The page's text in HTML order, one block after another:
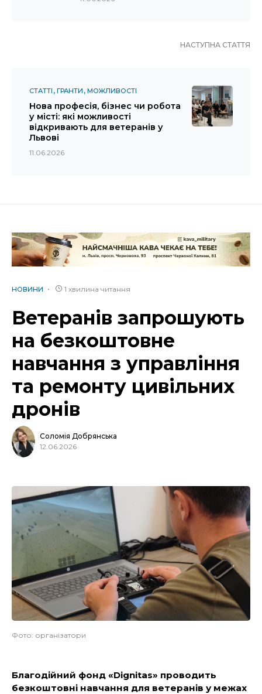
НАСТУПНА СТАТТЯ
СТАТТІ ГРАНТИ МОЖЛИВОСТІ
Нова професія, бізнес чи робота
у місті: які можливості
відкривають для ветеранів у
Львові
11.06.2026
НОВИНИ 1 хвилина читання
Ветеранів запрошують
на безкоштовне
навчання з управління
та ремонту цивільних
дронів
Соломія Добрянська
12.06.2026
Фото: організатори
Благодійний фонд «Dignitas» проводить
безкоштовні навчання для ветеранів у межах